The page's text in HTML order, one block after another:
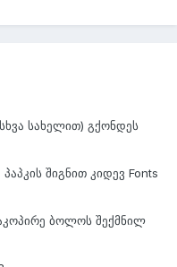
სახელით) გქონდეს
შიგნით კიდევ Fonts
ბოლოს შექმნილ